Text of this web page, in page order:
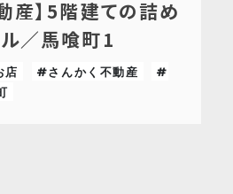
産】5階建ての詰め
／馬喰町1
店 #さんかく不動産
#